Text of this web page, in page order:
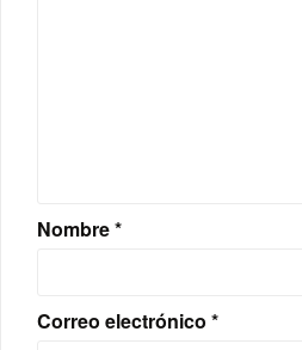
Nombre*
Correo electrónico *